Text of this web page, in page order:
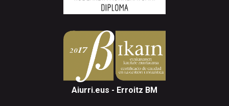
Aiurri.eus - Erroitz BM